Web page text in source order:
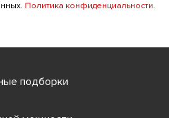
Политика конфиденциальности.
подборки